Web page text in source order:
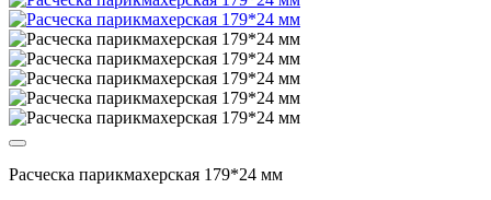
Расческа парикмахерская 179*24 мм